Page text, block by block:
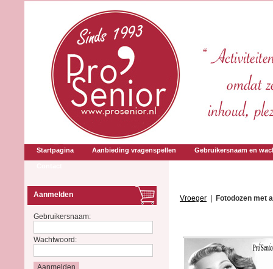
Startpagina Aanbieding vragenspellen Gebruikersnaam en
Aanmelden
Gebruikersnaam:
Wachtwoord:
Vroeger Fotodozen met